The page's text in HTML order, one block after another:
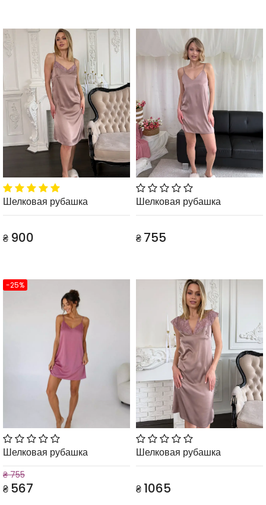
Шелковая рубашка
₴ 900
Шелковая рубашка
₴ 755
-25%
Шелковая рубашка
₴ 755
₴ 567
Шелковая рубашка
₴ 1065